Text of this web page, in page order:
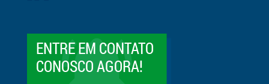
ENTRE EM CONTATO
CONOSCO AGORA!